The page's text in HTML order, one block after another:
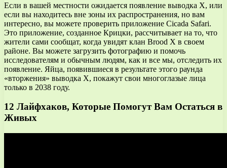
Если в вашей местности ожидается появление выводка X, или
если вы находитесь вне зоны их распространения, но вам
интересно, вы можете проверить приложение Cicada Safari.
Это приложение, созданное Крицки, рассчитывает на то, что
жители сами сообщат, когда увидят клан Brood X в своем
районе. Вы можете загрузить фотографию и помочь
исследователям и обычным людям, как и все мы, отследить их
появление. Яйца, появившиеся в результате этого раунда
«вторжения» выводка X, покажут свои многоглазые лица
только в 2038 году.
12 Лайфхаков, Которые Помогут Вам Остаться в
Живых